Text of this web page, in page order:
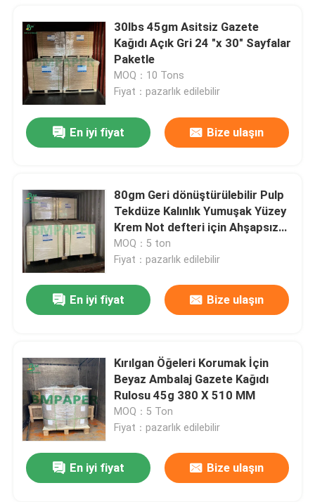
Sunmak
Oluklu Mukavva Levhalar
Yapışkanlı Etiket Kağıdı
MG kraft kağıdı
Gazete Kağıdı Rulosu
30lbs 45gm Asitsiz Gazete
Kağıdı Açık Gri 24 "x 30" Sayfalar
Paketle
MOQ：10 Tons
Fiyat：pazarlık edilebilir
En iyi fiyat Bize ulaşın
80gm Geri dönüştürülebilir Pulp
Tekdüze Kalınlık Yumuşak Yüzey
Krem Not defteri için Ahşapsız
Kağıt
MOQ：5 ton
Fiyat：pazarlık edilebilir
En iyi fiyat Bize ulaşın
Kırılgan Öğeleri Korumak İçin
Beyaz Ambalaj Gazete Kağıdı
Rulosu 45g 380 X 510 MM
MOQ：5 Ton
Fiyat：pazarlık edilebilir
En iyi fiyat Bize ulaşın